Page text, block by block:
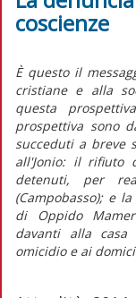
coscienze
È questo il
cristiane e alla
questa
prospettiva sono
succeduti a breve
all'Jonio: il rifiuto
detenuti, per
(Campobasso); e
di Oppido
davanti alla casa
omicidio e ai